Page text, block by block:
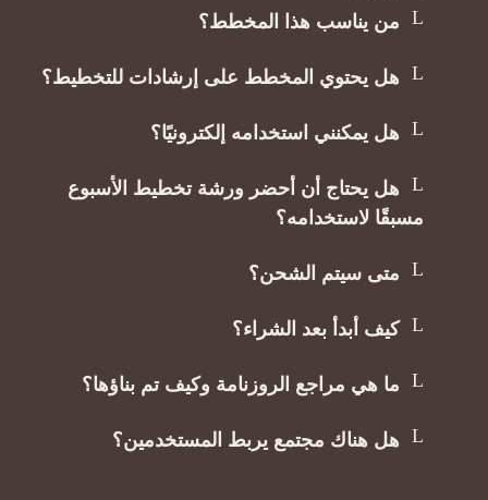
من يناسب هذا المخطط؟
هل يحتوي المخطط على إرشادات للتخطيط؟
⁠هل يمكنني استخدامه إلكترونيًا؟
⁠هل يحتاج أن أحضر ورشة تخطيط الأسبوع
مسبقًا لاستخدامه؟
⁠متى سيتم الشحن؟
⁠كيف أبدأ بعد الشراء؟
ما هي مراجع الروزنامة وكيف تم بناؤها؟
هل هناك مجتمع يربط المستخدمين؟